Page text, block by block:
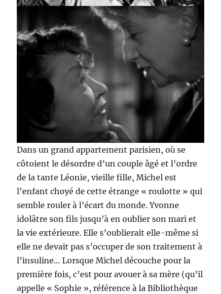
Dans un grand appartement parisien, où se
côtoient le désordre d’un couple âgé et l’ordre
de la tante Léonie, vieille fille, Michel est
l’enfant choyé de cette étrange « roulotte » qui
semble rouler à l’écart du monde. Yvonne
idolâtre son fils jusqu’à en oublier son mari et
la vie extérieure. Elle s’oublierait elle-même si
elle ne devait pas s’occuper de son traitement à
l’insuline… Lorsque Michel découche pour la
première fois, c’est pour avouer à sa mère (qu’il
appelle « Sophie », référence à la Bibliothèque